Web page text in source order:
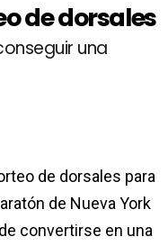
de dorsales
una
de dorsales para
de Nueva York
convertirse en una